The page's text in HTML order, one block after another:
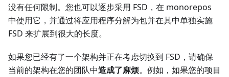
没有任何限制。您也可以逐步采用 FSD，在 monorepos
中使用它，并通过将应用程序分解为包并在其中单独实施
FSD 来扩展到很大的长度。
如果您已经有了一个架构并正在考虑切换到 FSD，请确保
当前的架构在您的团队中造成了麻烦。例如，如果您的项目